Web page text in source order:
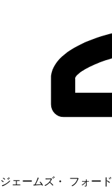
ジェームズ・ フォード